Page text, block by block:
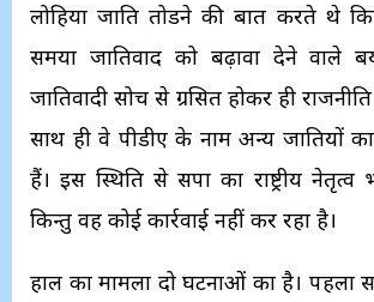
लोहिया जाति तोडने की बात करते थे
समया जातिवाद को बढ़ावा देने वाले
जातिवादी सोच से ग्रसित होकर ही
साथ ही वे पीडीए के नाम अन्य जातियों
हैं। इस स्थिति से सपा का राष्ट्रीय
किन्तु वह कोई कार्रवाई नहीं कर रहा है।
हाल का मामला दो घटनाओं का है। पहला